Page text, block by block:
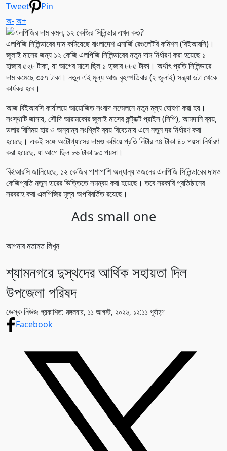
Tweet
Pin
অ-অ+
এলপিজি সিলিন্ডারের দাম কমিয়েছে বাংলাদেশ এনার্জি রেগুলেটরি কমিশন (বিইআরসি)।
জুলাই মাসের জন্য ১২ কেজি এলপিজি সিলিন্ডারের নতুন দাম নির্ধারণ করা হয়েছে ১
হাজার ৫২৮ টাকা, যা আগের মাসে ছিল ১ হাজার ৮৮৫ টাকা। অর্থাৎ প্রতি সিলিন্ডারে
দাম কমেছে ৩৫৭ টাকা। নতুন এই মূল্য আজ বৃহস্পতিবার (২ জুলাই) সন্ধ্যা ৬টা থেকে
কার্যকর হবে।
আজ বিইআরসি কার্যালয়ে আয়োজিত সংবাদ সম্মেলনে নতুন মূল্য ঘোষণা করা হয়।
সংস্থাটি জানায়, সৌদি আরামকোর জুলাই মাসের কন্ট্রাক্ট প্রাইস (সিপি), আমদানি ব্যয়,
ডলার বিনিময় হার ও অন্যান্য সংশ্লিষ্ট ব্যয় বিবেচনায় এনে নতুন দর নির্ধারণ করা
হয়েছে। একই সঙ্গে অটোগ্যাসের দামও কমিয়ে প্রতি লিটার ৭৪ টাকা ৪০ পয়সা নির্ধারণ
করা হয়েছে, যা আগে ছিল ৮৬ টাকা ৯৩ পয়সা।
বিইআরসি জানিয়েছে, ১২ কেজির পাশাপাশি অন্যান্য ওজনের এলপিজি সিলিন্ডারের দামও
কেজিপ্রতি নতুন হারের ভিত্তিতে সমন্বয় করা হয়েছে। তবে সরকারি প্রতিষ্ঠানের
সরবরাহ করা এলপিজির মূল্য অপরিবর্তিত রয়েছে।
Ads small one
আপনার মতামত লিখুন
শ্যামনগরে দুস্থদের আর্থিক সহায়তা দিল
উপজেলা পরিষদ
ডেস্ক নিউজ প্রকাশিত: মঙ্গলবার, ১১ আগস্ট, ২০২৬, ১২:১১ পূর্বাহ্ণ
Facebook